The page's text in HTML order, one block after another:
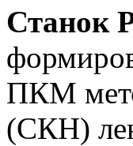
Станок
ПКМ
(СКН)